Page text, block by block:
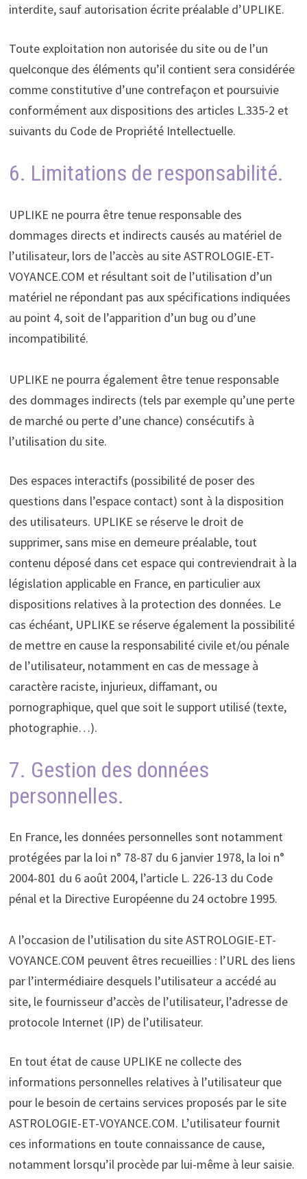
interdite, sauf autorisation écrite préalable d’UPLIKE.
Toute exploitation non autorisée du site ou de l’un
quelconque des éléments qu’il contient sera considérée
comme constitutive d’une contrefaçon et poursuivie
conformément aux dispositions des articles L.335-2 et
suivants du Code de Propriété Intellectuelle.
6. Limitations de responsabilité.
UPLIKE ne pourra être tenue responsable des
dommages directs et indirects causés au matériel de
l’utilisateur, lors de l’accès au siteASTROLOGIE-ET-
VOYANCE.COM et résultant soit de l’utilisation d’un
matériel ne répondant pas aux spécifications indiquées
au point 4, soit de l’apparition d’un bug ou d’une
incompatibilité.
UPLIKE ne pourra également être tenue responsable
des dommages indirects (tels par exemple qu’une perte
de marché ou perte d’une chance) consécutifs à
l’utilisation du site.
Des espaces interactifs (possibilité de poser des
questions dans l’espace contact) sont à la disposition
des utilisateurs. UPLIKE se réserve le droit de
supprimer, sans mise en demeure préalable, tout
contenu déposé dans cet espace qui contreviendrait à la
législation applicable en France, en particulier aux
dispositions relatives à la protection des données. Le
cas échéant, UPLIKE se réserve également la possibilité
de mettre en cause la responsabilité civile et/ou pénale
de l’utilisateur, notamment en cas de message à
caractère raciste, injurieux, diffamant, ou
pornographique, quel que soit le support utilisé (texte,
photographie…).
7. Gestion des données
personnelles.
En France, les données personnelles sont notamment
protégées par la loi n° 78-87 du 6 janvier 1978, la loi n°
2004-801 du 6 août 2004, l’article L. 226-13 du Code
pénal et la Directive Européenne du 24 octobre 1995.
A l’occasion de l’utilisation du siteASTROLOGIE-ET-
VOYANCE.COM peuvent êtres recueillies : l’URL des liens
par l’intermédiaire desquels l’utilisateur a accédé au
site, le fournisseur d’accès de l’utilisateur, l’adresse de
protocole Internet (IP) de l’utilisateur.
En tout état de cause UPLIKE ne collecte des
informations personnelles relatives à l’utilisateur que
pour le besoin de certains services proposés par le site
ASTROLOGIE-ET-VOYANCE.COM. L’utilisateur fournit
ces informations en toute connaissance de cause,
notamment lorsqu’il procède par lui-même à leur saisie.